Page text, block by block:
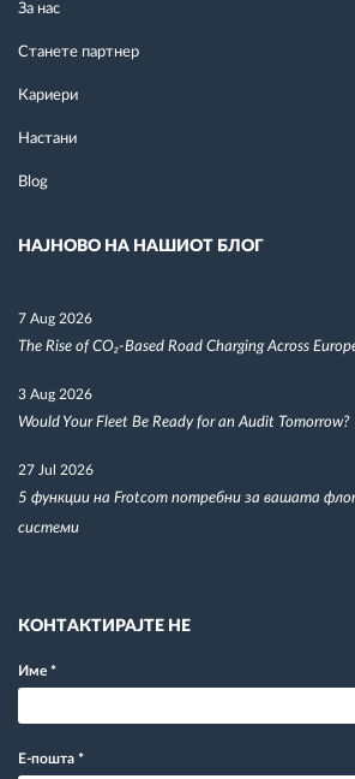
За нас
Станете партнер
Кариери
Настани
Blog
НАЈНОВО НА НАШИОТ БЛОГ
7 Aug 2026
The Rise of CO₂-Based Road Charging Across
3 Aug 2026
Would Your Fleet Be Ready for an Audit Tomorrow?
27 Jul 2026
5 функции на Frotcom потребни за вашата
системи
КОНТАКТИРАЈТЕ НЕ
Име *
Е-пошта *